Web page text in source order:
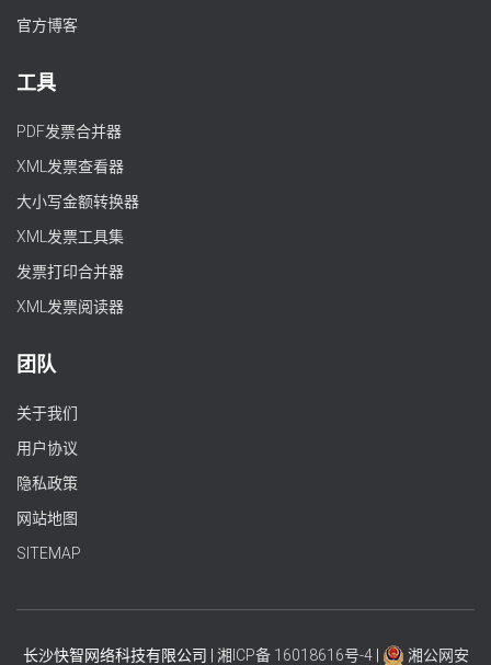
官方博客
工具
PDF发票合并器
XML发票查看器
大小写金额转换器
XML发票工具集
发票打印合并器
XML发票阅读器
团队
关于我们
用户协议
隐私政策
网站地图
SITEMAP
长沙快智网络科技有限公司 | 湘ICP备 16018616号-4| 湘公网安